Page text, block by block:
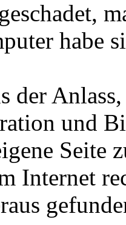
habe
der
und
Seite
Internet